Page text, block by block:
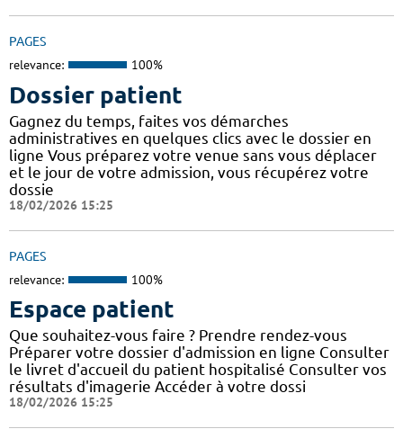
PAGES
relevance: 100%
Dossier patient
Gagnez du temps, faites vos démarches
administratives en quelques clics avec le dossier en
ligne Vous préparez votre venue sans vous déplacer
et le jour de votre admission, vous récupérez votre
dossie
18/02/2026 15:25
PAGES
relevance: 100%
Espace patient
Que souhaitez-vous faire ? Prendre rendez-vous
Préparer votre dossier d'admission en ligne Consulter
le livret d'accueil du patient hospitalisé Consulter vos
résultats d'imagerie Accéder à votre dossi
18/02/2026 15:25